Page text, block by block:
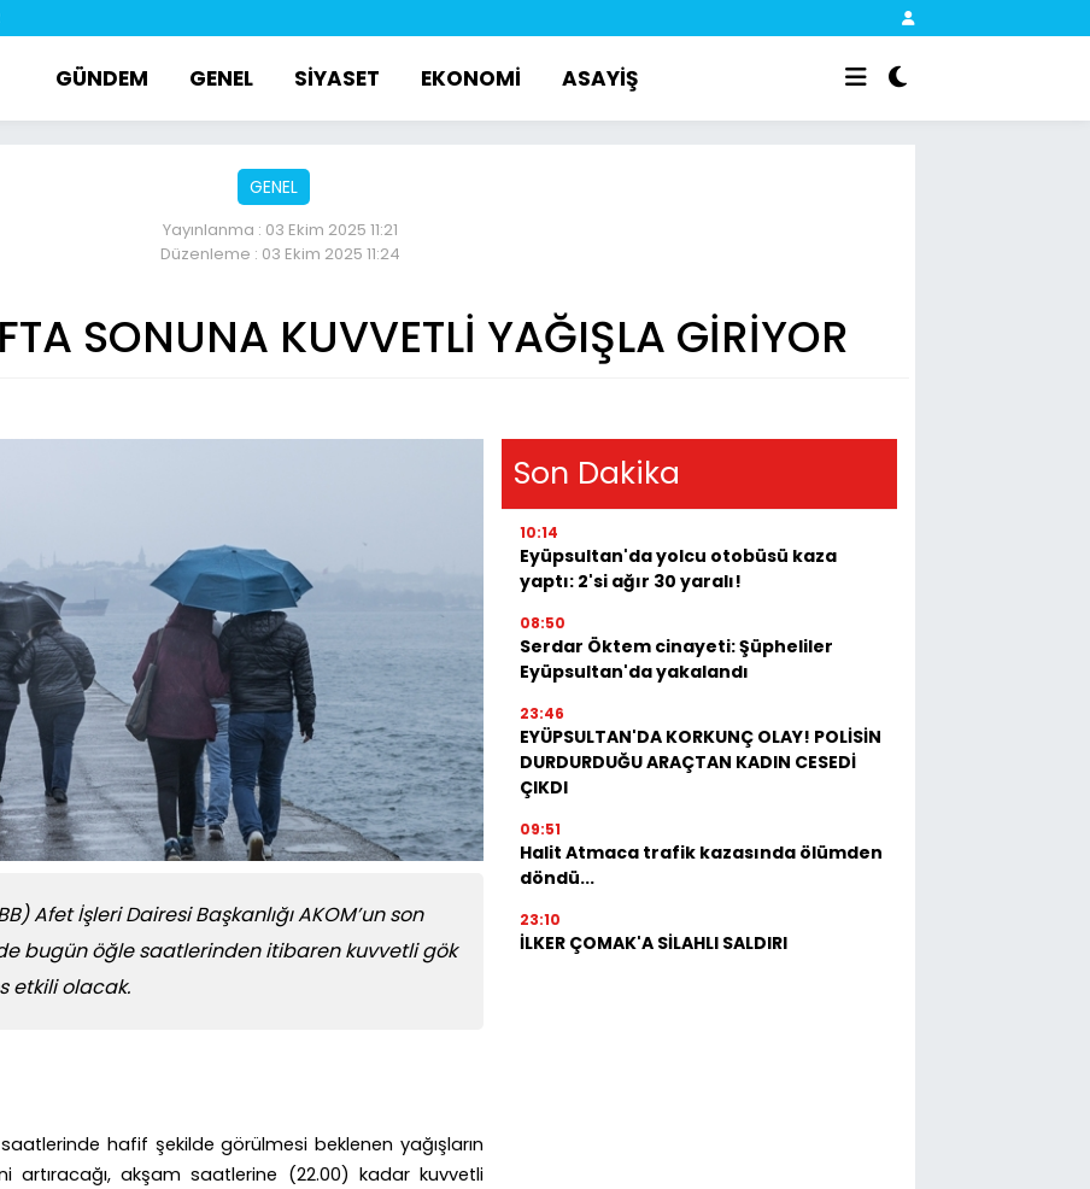
GÜNDEM GENEL SİYASET EKONOMİ ASAYİŞ
GENEL
Yayınlanma : 03 Ekim 2025 11:21
Düzenleme : 03 Ekim 2025 11:24
SONUNA KUVVETLİ YAĞIŞLA GİRİYOR
Afet İşleri Dairesi Başkanlığı AKOM’un son
bugün öğle saatlerinden itibaren kuvvetli gök
etkili olacak.
hafif şekilde görülmesi beklenen yağışların
artıracağı, akşam saatlerine (22.00) kadar kuvvetli
Son Dakika
10:14
Eyüpsultan'da yolcu otobüsü kaza
yaptı: 2'si ağır 30 yaralı!
08:50
Serdar Öktem cinayeti: Şüpheliler
Eyüpsultan'da yakalandı
23:46
EYÜPSULTAN'DA KORKUNÇ OLAY! POLİSİN
DURDURDUĞU ARAÇTAN KADIN CESEDİ
ÇIKDI
09:51
Halit Atmaca trafik kazasında ölümden
döndü...
23:10
İLKER ÇOMAK'A SİLAHLI SALDIRI